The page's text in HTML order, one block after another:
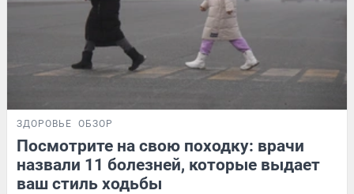
ЗДОРОВЬЕ ОБЗОР
Посмотрите на свою походку: врачи
назвали 11 болезней, которые выдает
ваш стиль ходьбы